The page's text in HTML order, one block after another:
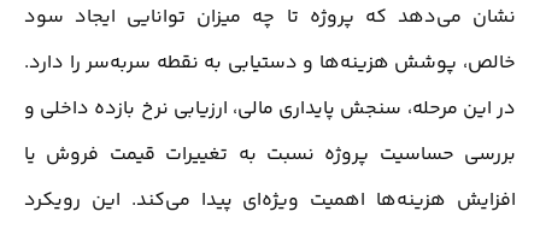
نشان می‌دهد که پروژه تا چه میزان توانایی ایجاد سود
خالص، پوشش هزینه‌ها و دستیابی به نقطه سربه‌سر را دارد.
در این مرحله، سنجش پایداری مالی، ارزیابی نرخ بازده داخلی و
بررسی حساسیت پروژه نسبت به تغییرات قیمت فروش یا
افزایش هزینه‌ها اهمیت ویژه‌ای پیدا می‌کند. این رویکرد